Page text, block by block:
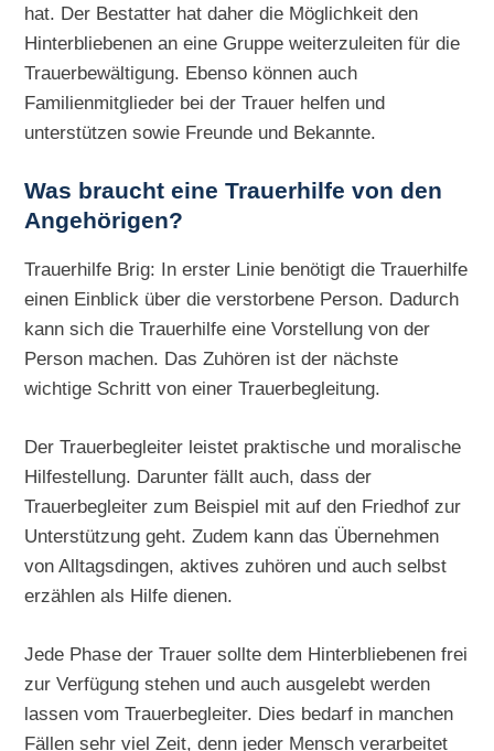
hat. Der Bestatter hat daher die Möglichkeit den
Hinterbliebenen an eine Gruppe weiterzuleiten für die
Trauerbewältigung. Ebenso können auch
Familienmitglieder bei der Trauer helfen und
unterstützen sowie Freunde und Bekannte.
Was braucht eine Trauerhilfe von den
Angehörigen?
Trauerhilfe Brig: In erster Linie benötigt die Trauerhilfe
einen Einblick über die verstorbene Person. Dadurch
kann sich die Trauerhilfe eine Vorstellung von der
Person machen. Das Zuhören ist der nächste
wichtige Schritt von einer Trauerbegleitung.
Der Trauerbegleiter leistet praktische und moralische
Hilfestellung. Darunter fällt auch, dass der
Trauerbegleiter zum Beispiel mit auf den Friedhof zur
Unterstützung geht. Zudem kann das Übernehmen
von Alltagsdingen, aktives zuhören und auch selbst
erzählen als Hilfe dienen.
Jede Phase der Trauer sollte dem Hinterbliebenen frei
zur Verfügung stehen und auch ausgelebt werden
lassen vom Trauerbegleiter. Dies bedarf in manchen
Fällen sehr viel Zeit, denn jeder Mensch verarbeitet